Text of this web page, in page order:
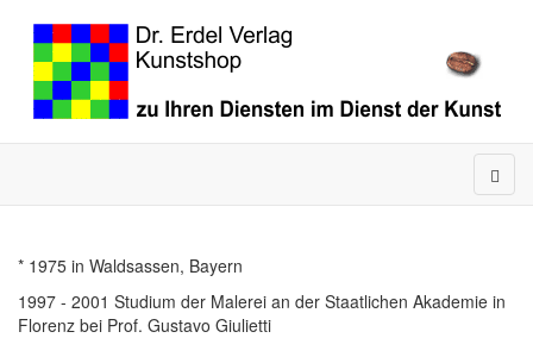
* 1975 in Waldsassen, Bayern
1997 - 2001 Studium der Malerei an der Staatlichen Akademie in
Florenz bei Prof. Gustavo Giulietti